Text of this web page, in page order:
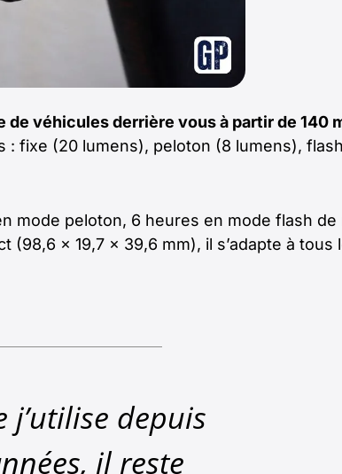
de véhicules derrière vous à partir de 140
: fixe (20 lumens), peloton (8 lumens),
mode peloton, 6 heures en mode flash de
(98,6 x 19,7 x 39,6 mm), il s’adapte à tous
j’utilise depuis
il reste